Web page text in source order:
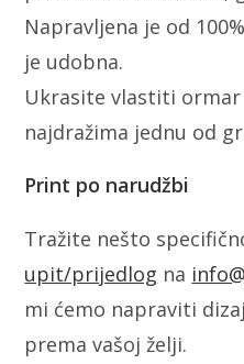
Napravljena je od
je udobna.
Ukrasite vlastiti
najdražima jednu od
Print po narudžbi
Tražite nešto
upit/prijedlog na
mi ćemo napraviti
prema vašoj želji.